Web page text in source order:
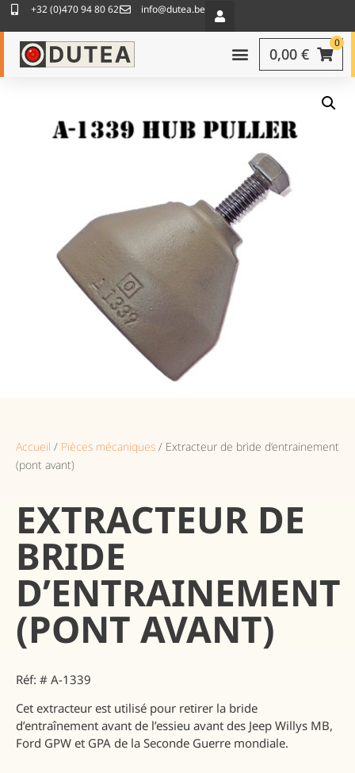
+32 (0)470 94 80 62 info@dutea.be
0
0,00 €
Accueil / Pièces mécaniques / Extracteur de bride d’entrainement
(pont avant)
EXTRACTEUR DE
BRIDE
D’ENTRAINEMENT
(PONT AVANT)
Réf: # A-1339
Cet extracteur est utilisé pour retirer la bride
d’entraînement avant de l’essieu avant des Jeep Willys MB,
Ford GPW et GPA de la Seconde Guerre mondiale.